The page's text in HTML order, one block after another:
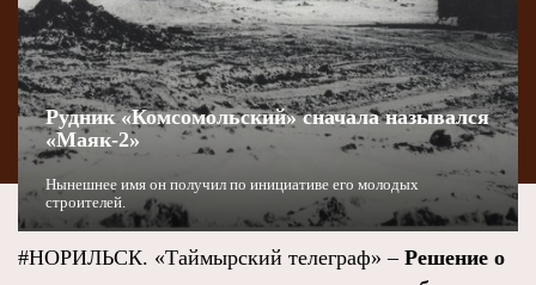
Рудник «Комсомольский» сначала назывался
«Маяк-2»
Нынешнее имя он получил по инициативе его молодых
строителей.
#НОРИЛЬСК. «Таймырский телеграф» – Решение о